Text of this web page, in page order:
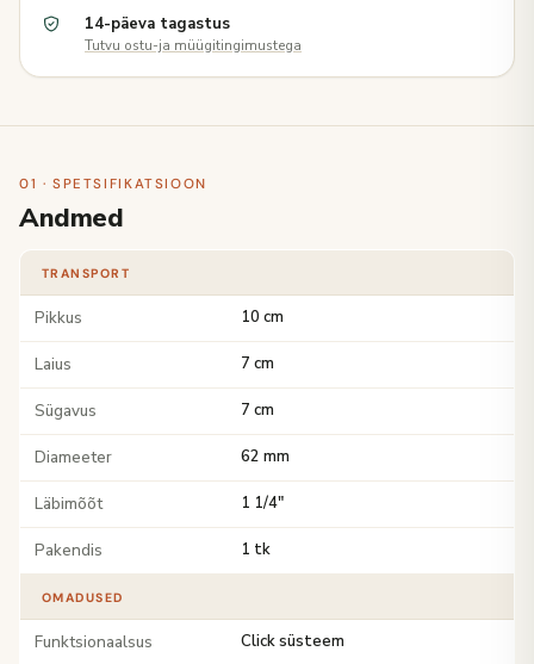
14-päeva tagastus
Tutvu ostu-ja müügitingimustega
01 · SPETSIFIKATSIOON
Andmed
TRANSPORT
Pikkus 10 cm
Laius 7 cm
Sügavus 7 cm
Diameeter 62 mm
Läbimõõt 1 1/4"
Pakendis 1 tk
OMADUSED
Funktsionaalsus Click süsteem